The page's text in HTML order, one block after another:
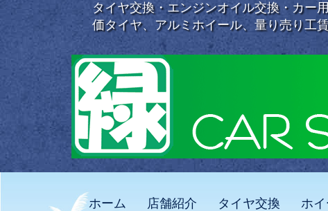
タイヤ交換・エンジンオイル交換・カー
価タイヤ、アルミホイール、量り売り工
ホーム 店舗紹介 タイヤ交換 ホ